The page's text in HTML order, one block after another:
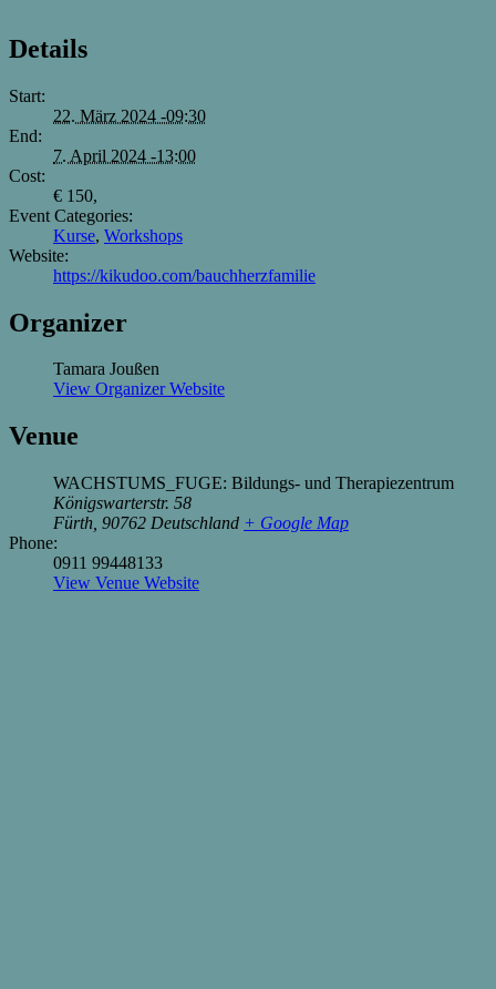
Details
Start:
22. März 2024 -09:30
End:
7. April 2024 -13:00
Cost:
€ 150,
Event Categories:
Kurse, Workshops
Website:
https://kikudoo.com/bauchherzfamilie
Organizer
Tamara Joußen
View Organizer Website
Venue
WACHSTUMS_FUGE: Bildungs- und Therapiezentrum
Königswarterstr. 58
Fürth 90762 Deutschland + Google Map
Phone:
0911 99448133
View Venue Website